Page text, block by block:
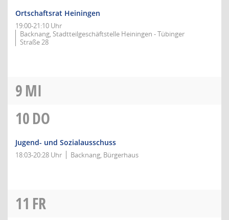
Ortschaftsrat Heiningen
19:00-21:10 Uhr
Backnang, Stadtteilgeschäftstelle Heiningen - Tübinger
Straße 28
9MI
10DO
Jugend- und Sozialausschuss
18:03-20:28 Uhr Backnang, Bürgerhaus
11 FR